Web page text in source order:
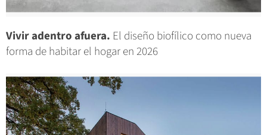
Vivir adentro afuera. El diseño biofílico como nueva
forma de habitar el hogar en 2026